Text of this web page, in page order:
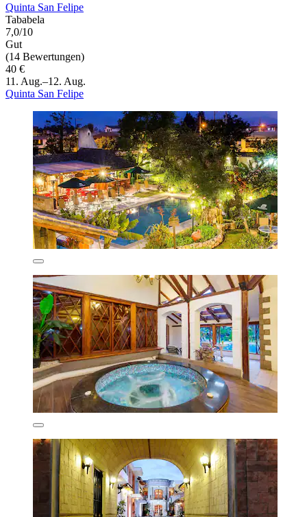
Quinta San Felipe
Tababela
7,0/10
Gut
(14 Bewertungen)
40 €
11. Aug.–12. Aug.
Quinta San Felipe